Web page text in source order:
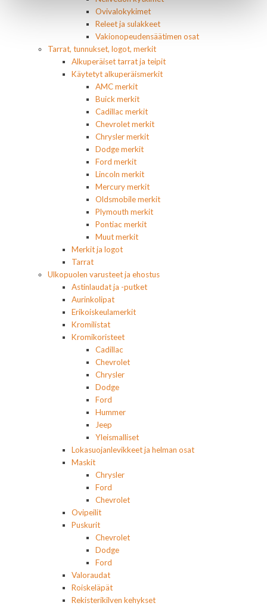
Ovivalokykimet
Releet ja sulakkeet
Vakionopeudensäätimen osat
Tarrat, tunnukset, logot, merkit
Alkuperäiset tarrat ja teipit
Käytetyt alkuperäismerkit
AMC merkit
Buick merkit
Cadillac merkit
Chevrolet merkit
Chrysler merkit
Dodge merkit
Ford merkit
Lincoln merkit
Mercury merkit
Oldsmobile merkit
Plymouth merkit
Pontiac merkit
Muut merkit
Merkit ja logot
Tarrat
Ulkopuolen varusteet ja ehostus
Astinlaudat ja -putket
Aurinkolipat
Erikoiskeulamerkit
Kromilistat
Kromikoristeet
Cadillac
Chevrolet
Chrysler
Dodge
Ford
Hummer
Jeep
Yleismalliset
Lokasuojanlevikkeet ja helman osat
Maskit
Chrysler
Ford
Chevrolet
Ovipeilit
Puskurit
Chevrolet
Dodge
Ford
Valoraudat
Roiskeläpät
Rekisterikilven kehykset